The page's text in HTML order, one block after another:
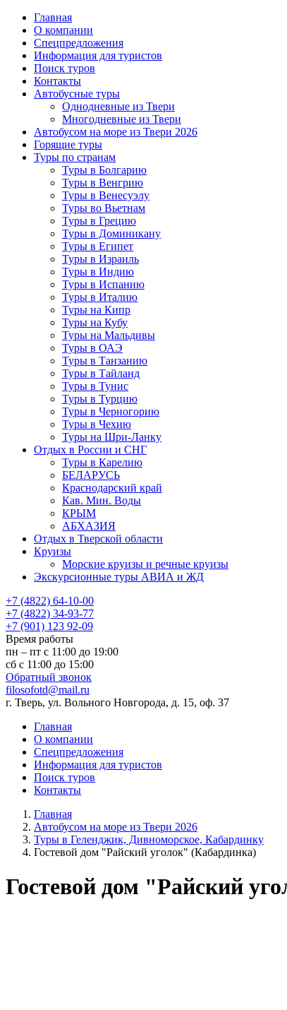
Главная
О компании
Спецпредложения
Информация для туристов
Поиск туров
Контакты
Автобусные туры
Однодневные из Твери
Многодневные из Твери
Автобусом на море из Твери 2026
Горящие туры
Туры по странам
Туры в Болгарию
Туры в Венгрию
Туры в Венесуэлу
Туры во Вьетнам
Туры в Грецию
Туры в Доминикану
Туры в Египет
Туры в Израиль
Туры в Индию
Туры в Испанию
Туры в Италию
Туры на Кипр
Туры на Кубу
Туры на Мальдивы
Туры в ОАЭ
Туры в Танзанию
Туры в Тайланд
Туры в Тунис
Туры в Турцию
Туры в Черногорию
Туры в Чехию
Туры на Шри-Ланку
Отдых в России и СНГ
Туры в Карелию
БЕЛАРУСЬ
Краснодарский край
Кав. Мин. Воды
КРЫМ
АБХАЗИЯ
Отдых в Тверской области
Круизы
Морские круизы и речные круизы
Экскурсионные туры АВИА и ЖД
‪+7 (4822) 64-10-00
+7 (4822) 34-93-77
+7 (901) 123 92-09
Время работы
пн – пт с 11:00 до 19:00
сб с 11:00 до 15:00
Обратный звонок
filosofotd@mail.ru
г. Тверь, ул. Вольного Новгорода, д. 15, оф. 37
Главная
О компании
Спецпредложения
Информация для туристов
Поиск туров
Контакты
Главная
Автобусом на море из Твери 2026
Туры в Геленджик, Дивноморское, Кабардинку
Гостевой дом "Райский уголок" (Кабардинка)
Гостевой дом "Райский